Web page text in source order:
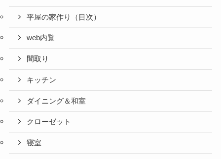
平屋の家作り（目次）
web内覧
間取り
キッチン
ダイニング＆和室
クローゼット
寝室